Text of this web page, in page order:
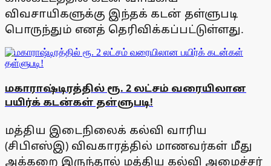
விவசாயிகளுக்கு இந்தக் கடன் தள்ளுபடி
பொருந்தும் எனத் தெரிவிக்கப்பட்டுள்ளது.
மகாராஷ்டிரத்தில் ரூ. 2 லட்சம் வரையிலான
பயிர்க் கடன்கள் தள்ளுபடி!
மத்திய இடைநிலைக் கல்வி வாரிய
(சிபிஎஸ்இ) விவகாரத்தில் மாணவர்கள் மீது
அக்கறை இருந்தால் மத்திய கல்வி அமைச்சர்